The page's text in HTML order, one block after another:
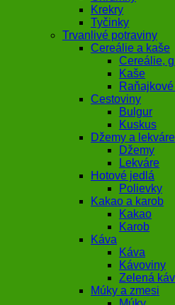
Krekry
Tyčinky
Trvanlivé potraviny
Cereálie a kaše
Cereálie,
Kaše
Cestoviny
Bulgur
Kuskus
Džemy a lekváre
Džemy
Lekváre
Hotové jedlá
Polievky
Kakao a karob
Kakao
Karob
Káva
Káva
Kávoviny
Zelená
Múky a zmesi